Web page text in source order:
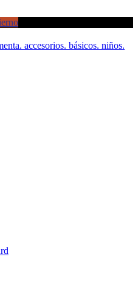
accesorios. básicos. niños.